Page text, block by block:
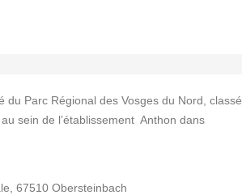
Parc Régional des Vosges du Nord, classé
sein de l’établissement Anthon dans
67510 Obersteinbach